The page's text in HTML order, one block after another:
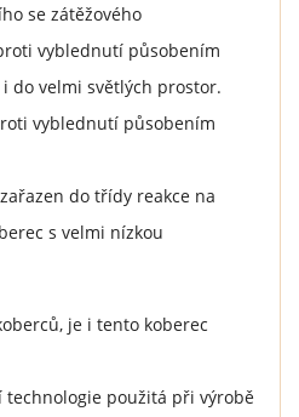
se zátěžového
vyblednutí působením
do velmi světlých prostor.
vyblednutí působením
do třídy reakce na
s velmi nízkou
je i tento koberec
použitá při výrobě